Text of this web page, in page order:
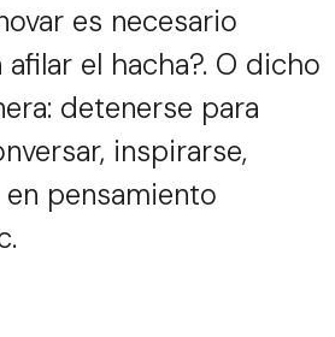
es necesario
el hacha?. O dicho
detenerse para
inspirarse,
pensamiento